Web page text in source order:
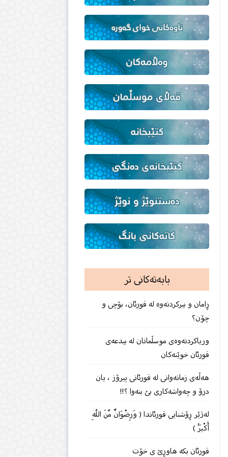
بابەتەکانی تر
ڕامان و بیركردنەوە لە قورئان، بۆچی و
چۆن؟
وریاكردنه‌وه‌ى موسڵمانان له‌ بیدعه‌ى
قورئان خوێنه‌كان
هەڵەی زمانەوانی لە قورئانی پیرۆز ، یان
درۆ و چەواشەكاری بێ‌ بنەوا ؟!!
لەژێر ڕۆشنایی قورئاندا ( وَرِضْوَانٌ مِّنَ اللّهِ
أَكْبَرُ )
قورئان بكه‌ هاوڕێ ی خۆت